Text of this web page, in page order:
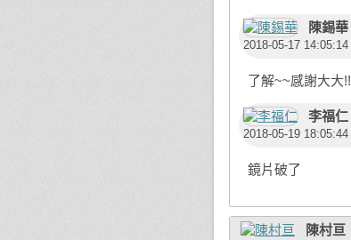
陳錫華
2018-05-17 14:05:14
了解~~感謝大大!!
李福仁
2018-05-19 18:05:44
鏡片破了
陳村亘